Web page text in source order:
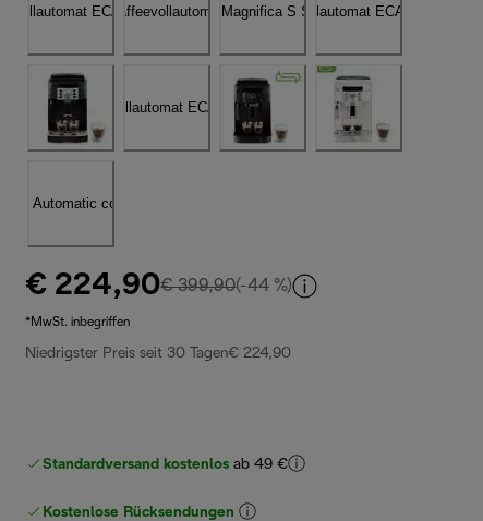
€ 224,90€ 399,90Originalpreis € 399,90
(-44 %)
*MwSt. inbegriffen
Niedrigster Preis seit 30 Tagen€ 224,90
Standardversand kostenlos ab 49 €
Kostenlose Rücksendungen